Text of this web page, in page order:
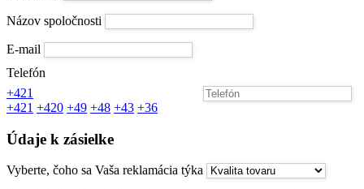
Názov spoločnosti
E-mail
Telefón
+421
+421 +420 +49 +48 +43 +36
Údaje k zásielke
Vyberte, čoho sa Vaša reklamácia týka